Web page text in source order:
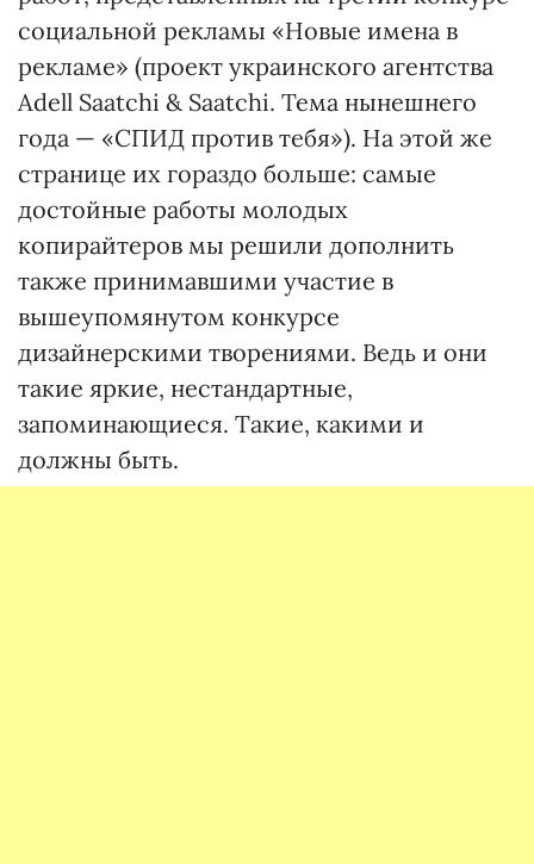
социальной рекламы «Новые имена в
рекламе» (проект украинского агентства
Adell Saatchi & Saatchi. Тема нынешнего
года — «СПИД против тебя»). На этой же
странице их гораздо больше: самые
достойные работы молодых
копирайтеров мы решили дополнить
также принимавшими участие в
вышеупомянутом конкурсе
дизайнерскими творениями. Ведь и они
такие яркие, нестандартные,
запоминающиеся. Такие, какими и
должны быть.